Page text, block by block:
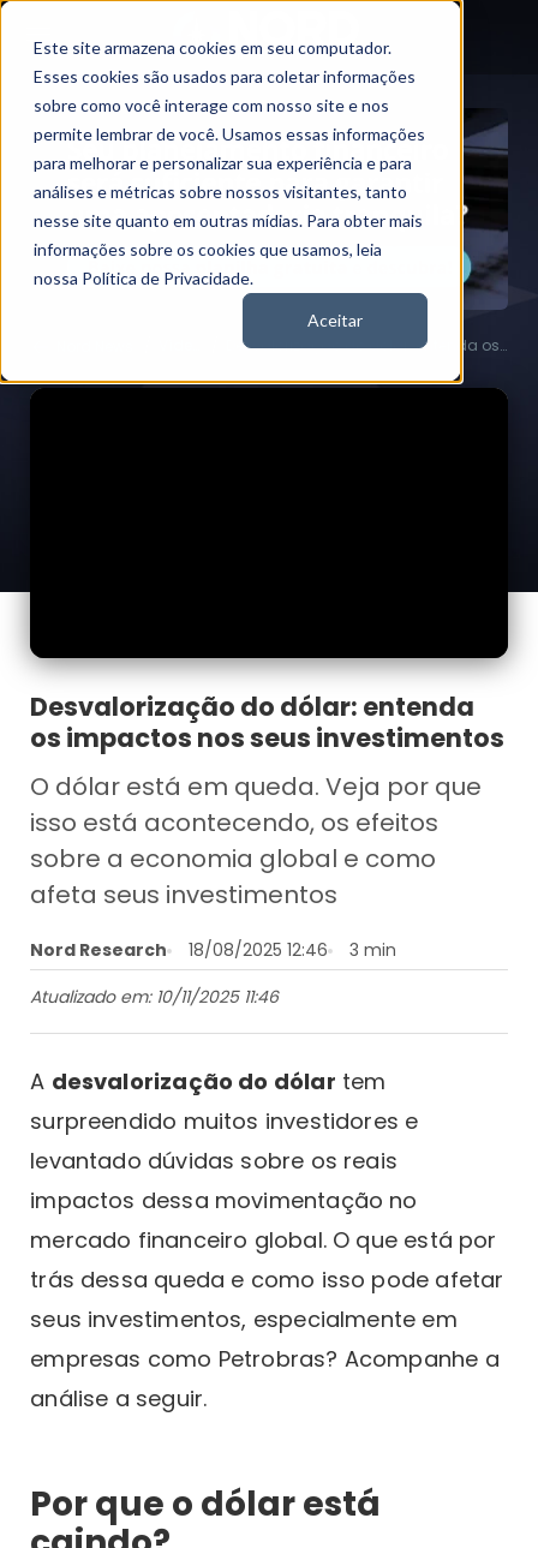
Este site armazena cookies em seu computador.
Esses cookies são usados para coletar informações
sobre como você interage com nosso site e nos
permite lembrar de você. Usamos essas informações
para melhorar e personalizar sua experiência e para
análises e métricas sobre nossos visitantes, tanto
nesse site quanto em outras mídias. Para obter mais
informações sobre os cookies que usamos, leia
nossa Política de Privacidade.
Aceitar
Desvalorização do dólar: entenda os impactos nos seus investimentos
Desvalorização do dólar: entenda
os impactos nos seus investimentos
O dólar está em queda. Veja por que
isso está acontecendo, os efeitos
sobre a economia global e como
afeta seus investimentos
Nord Research 18/08/2025 12:46
3 min
Atualizado em: 10/11/2025 11:46
A desvalorização do dólar tem
surpreendido muitos investidores e
levantado dúvidas sobre os reais
impactos dessa movimentação no
mercado financeiro global. O que está por
trás dessa queda e como isso pode afetar
seus investimentos, especialmente em
empresas como Petrobras? Acompanhe a
análise a seguir.
Por que o dólar está